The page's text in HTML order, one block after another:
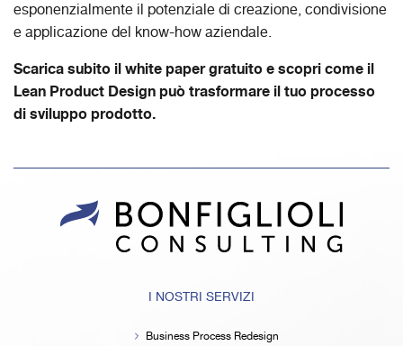
esponenzialmente il potenziale di creazione, condivisione
e applicazione del know-how aziendale.
Scarica subito il white paper gratuito e scopri come il
Lean Product Design può trasformare il tuo processo
di sviluppo prodotto.
I NOSTRI SERVIZI
Business Process Redesign